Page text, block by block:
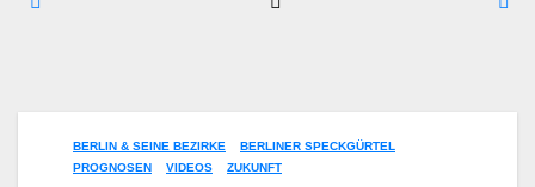
BERLIN & SEINE BEZIRKE
BERLINER SPECKGÜRTEL
PROGNOSEN
VIDEOS ZUKUNFT